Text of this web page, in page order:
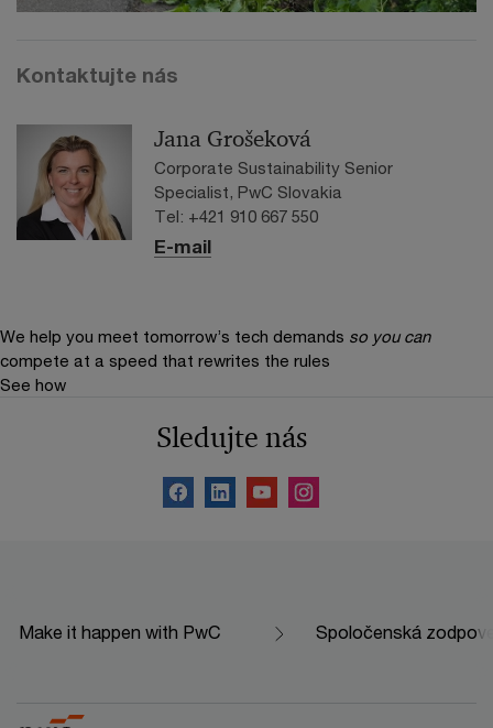
Kontaktujte nás
Jana Grošeková
Corporate Sustainability Senior
Specialist, PwC Slovakia
Tel: +421 910 667 550
E-mail
We help you meet tomorrow’s tech demands so you can
compete at a speed that rewrites the rules
See how
Sledujte nás
Make it happen with PwC Spoločenská